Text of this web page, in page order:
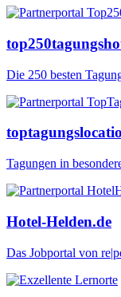
Die 250 besten
Tagungen in
Hotel-Helden.de
Das Jobportal von